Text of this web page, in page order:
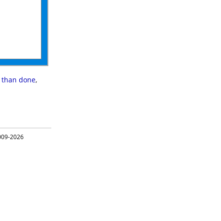
done,
2026